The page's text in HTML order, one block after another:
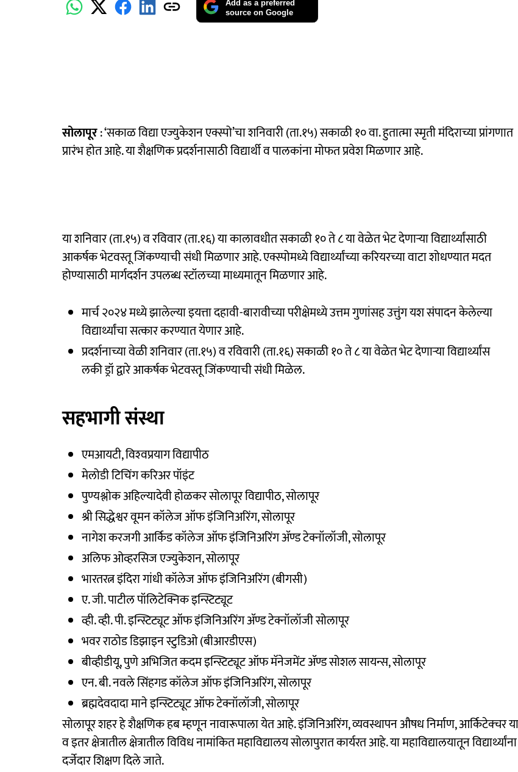
Add as a preferred
source on Google
सोलापूर: ‘सकाळ विद्या एज्युकेशन एक्स्पो’चा शनिवारी (ता.१५) सकाळी १० वा. हुतात्मा स्मृती मंदिराच्या प्रांगणात
प्रारंभ होत आहे. या शैक्षणिक प्रदर्शनासाठी विद्यार्थी व पालकांना मोफत प्रवेश मिळणार आहे.
या शनिवार (ता.१५) व रविवार (ता.१६) या कालावधीत सकाळी १० ते ८ या वेळेत भेट देणाऱ्या विद्यार्थ्यांसाठी
आकर्षक भेटवस्तू जिंकण्याची संधी मिळणार आहे. एक्स्पोमध्ये विद्यार्थ्यांच्या करियरच्या वाटा शोधण्यात मदत
होण्यासाठी मार्गदर्शन उपलब्ध स्टॉलच्या माध्यमातून मिळणार आहे.
मार्च २०२४ मध्ये झालेल्या इयत्ता दहावी-बारावीच्या परीक्षेमध्ये उत्तम गुणांसह उत्तुंग यश संपादन केलेल्या
विद्यार्थ्यांचा सत्कार करण्यात येणार आहे.
प्रदर्शनाच्या वेळी शनिवार (ता.१५) व रविवारी (ता.१६) सकाळी १० ते ८ या वेळेत भेट देणाऱ्या विद्यार्थ्यांस
लकी ड्रॉ द्वारे आकर्षक भेटवस्तू जिंकण्याची संधी मिळेल.
सहभागी संस्था
एमआयटी, विश्‍वप्रयाग विद्यापीठ
मेलोडी टिचिंग करिअर पॉइंट
पुण्यश्लोक अहिल्यादेवी होळकर सोलापूर विद्यापीठ, सोलापूर
श्री सिद्धेश्वर वूमन कॉलेज ऑफ इंजिनिअरिंग, सोलापूर
नागेश करजगी आर्किड कॉलेज ऑफ इंजिनिअरिंग ॲण्ड टेक्नॉलॉजी, सोलापूर
अलिफ ओव्हरसिज एज्युकेशन, सोलापूर
भारतरत्न इंदिरा गांधी कॉलेज ऑफ इंजिनिअरिंग (बीगसी)
ए. जी. पाटील पॉलिटेक्निक इन्स्टिट्यूट
व्ही. व्ही. पी. इन्स्टिट्यूट ऑफ इंजिनिअरिंग ॲण्ड टेक्नॉलॉजी सोलापूर
भवर राठोड डिझाइन स्टुडिओ (बीआरडीएस)
बीव्हीडीयू, पुणे अभिजित कदम इन्स्टिट्यूट ऑफ मॅनेजमेंट ॲण्ड सोशल सायन्स, सोलापूर
एन. बी. नवले सिंहगड कॉलेज ऑफ इंजिनिअरिंग, सोलापूर
ब्रह्मदेवदादा माने इन्स्टिट्यूट ऑफ टेक्नॉलॉजी, सोलापूर
सोलापूर शहर हे शैक्षणिक हब म्हणून नावारूपाला येत आहे. इंजिनिअरिंग, व्यवस्थापन औषध निर्माण, आर्किटेक्चर या
व इतर क्षेत्रातील क्षेत्रातील विविध नामांकित महाविद्यालय सोलापुरात कार्यरत आहे. या महाविद्यालयातून विद्यार्थ्यांना
दर्जेदार शिक्षण दिले जाते.